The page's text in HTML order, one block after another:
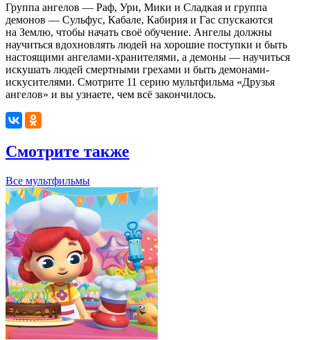
Группа ангелов — Раф, Ури, Мики и Сладкая и группа
демонов — Сульфус, Кабале, Кабирия и Гас спускаются
на Землю, чтобы начать своё обучение. Ангелы должны
научиться вдохновлять людей на хорошие поступки и быть
настоящими ангелами-хранителями, а демоны — научиться
искушать людей смертными грехами и быть демонами-
искусителями. Смотрите 11 серию мультфильма «Друзья
ангелов» и вы узнаете, чем всё закончилось.
Смотрите также
Все мультфильмы